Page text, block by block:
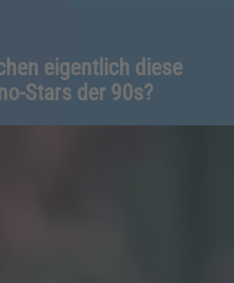
eigentlich diese
Stars der 90s?